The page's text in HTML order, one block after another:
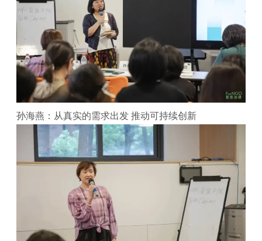
孙海燕：从真实的需求出发 推动可持续创新